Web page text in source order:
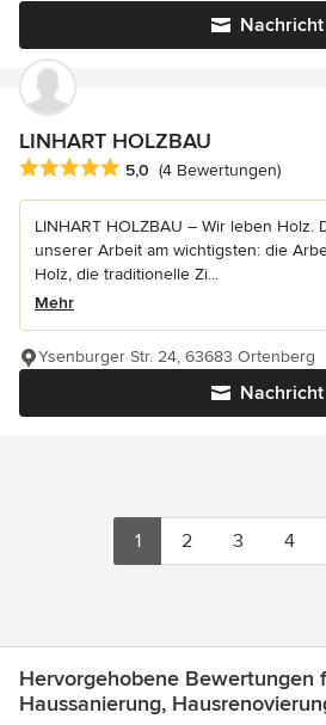
Nachricht
LINHART HOLZBAU
Durchschnittliche Bewertung: 5 von
5,0 (4 Bewertungen)
LINHART HOLZBAU – Wir leben Holz.
unserer Arbeit am wichtigsten: die
Holz, die traditionelle Zi...
Mehr
Nachricht
Ysenburger Str. 24, 63683 Ortenberg
1 2 3 4
Hervorgehobene Bewertungen
Haussanierung,